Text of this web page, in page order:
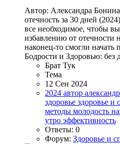
Автор: Александра
отечность за 30 дней
все необходимое, чтобы
избавлению от отечности
наконец-то смогли начать
Бодрости и Здоровью: без
Брат Тук
Тема
12 Сен 2024
2024 автор
здоровье здоровье и
методы молодость
утро эффективность
Ответы: 0
Форум: Здоровье и